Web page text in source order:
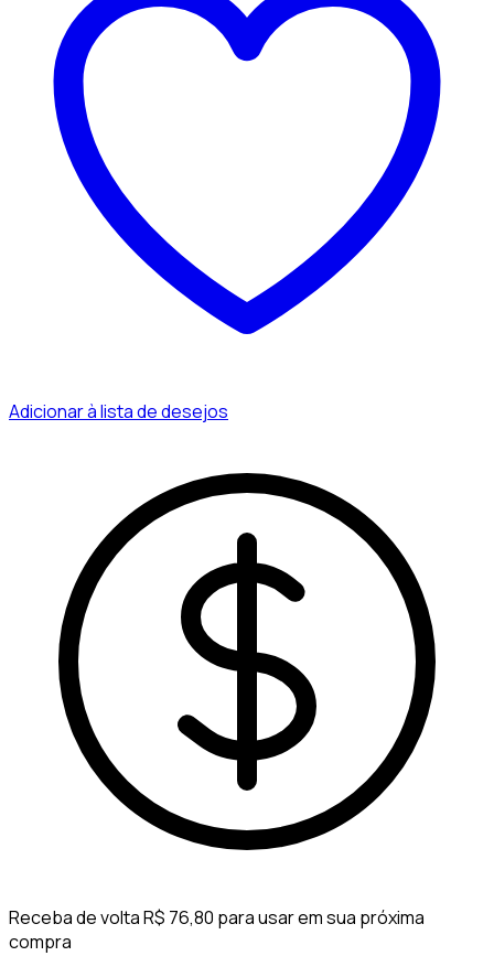
Adicionar à lista de desejos
Receba de volta R$ 76,80 para usar em sua próxima
compra